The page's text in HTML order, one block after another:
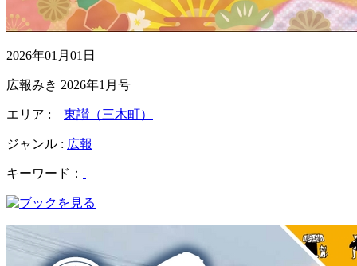
2026年01月01日
広報みき 2026年1月号
エリア : 東讃（三木町）
ジャンル : 広報
キーワード：